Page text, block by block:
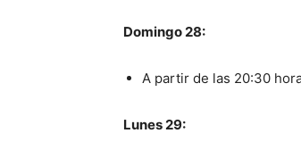
Domingo 28:
A partir de las 20:30
Lunes 29: